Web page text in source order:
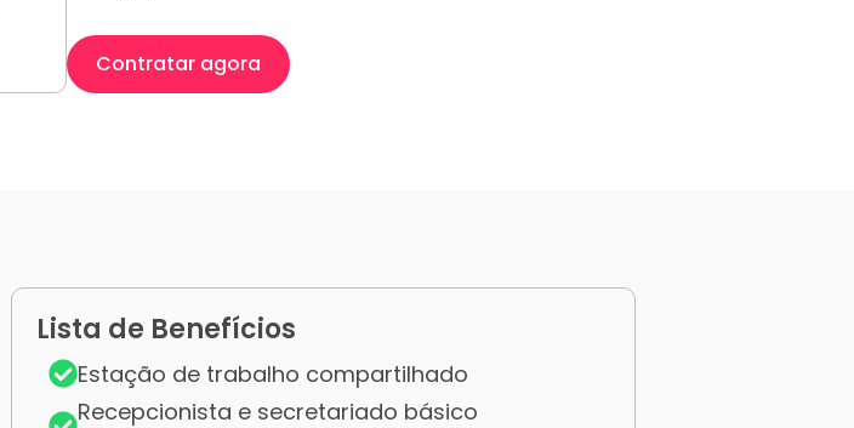
Contratar agora
Lista de Benefícios
Estação de trabalho compartilhado
Recepcionista e secretariado básico